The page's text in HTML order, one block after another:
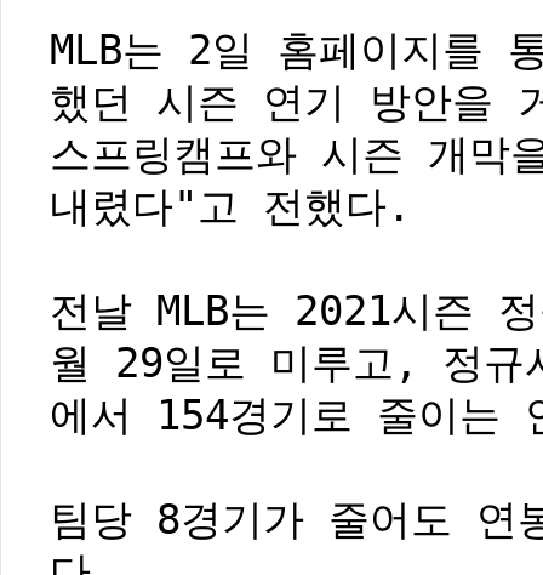
MLB는 2일 홈페이지를
했던 시즌 연기 방안을
스프링캠프와 시즌 개막
내렸다"고 전했다.
전날 MLB는 2021시즌
월 29일로 미루고, 정규
에서 154경기로 줄이는
팀당 8경기가 줄어도 연